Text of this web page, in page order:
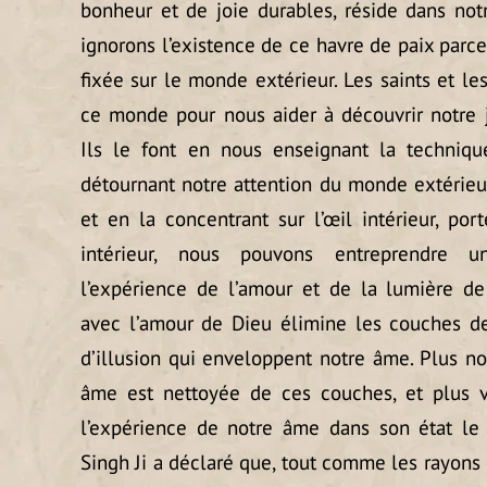
bonheur et de joie durables, réside dans
ignorons l’existence de ce havre de paix
fixée sur le monde extérieur. Les saints et
ce monde pour nous aider à découvrir notre
Ils le font en nous enseignant la
détournant notre attention du monde
et en la concentrant sur l’œil intérieur,
intérieur, nous pouvons entreprendre
l’expérience de l’amour et de la lumière
avec l’amour de Dieu élimine les couches
d’illusion qui enveloppent notre âme. Plus
âme est nettoyée de ces couches, et plus
l’expérience de notre âme dans son état
Singh Ji a déclaré que, tout comme les